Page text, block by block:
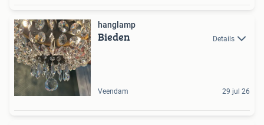
hanglamp
Bieden Details
Veendam 29 jul 26